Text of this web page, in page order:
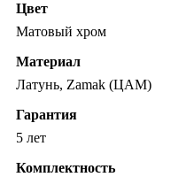
Цвет
Матовый хром
Материал
Латунь, Zamak (ЦАМ)
Гарантия
5 лет
Комплектность